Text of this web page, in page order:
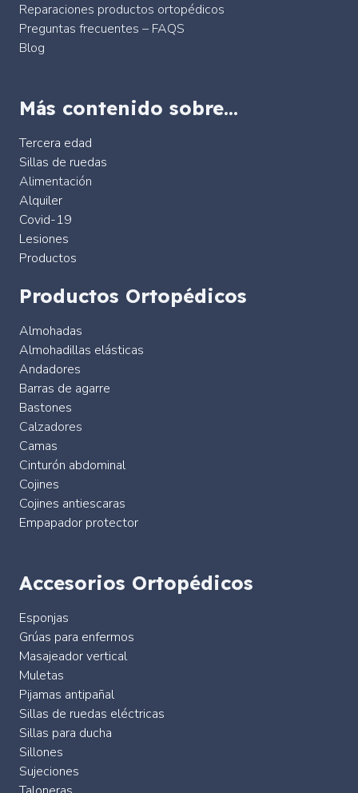
Reparaciones productos ortopédicos
Preguntas frecuentes – FAQS
Blog
Más contenido sobre…
Tercera edad
Sillas de ruedas
Alimentación
Alquiler
Covid-19
Lesiones
Productos
Productos Ortopédicos
Almohadas
Almohadillas elásticas
Andadores
Barras de agarre
Bastones
Calzadores
Camas
Cinturón abdominal
Cojines
Cojines antiescaras
Empapador protector
Accesorios Ortopédicos
Esponjas
Grúas para enfermos
Masajeador vertical
Muletas
Pijamas antipañal
Sillas de ruedas eléctricas
Sillas para ducha
Sillones
Sujeciones